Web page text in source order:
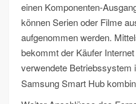
einen Komponenten-
können Serien oder Filme
aufgenommen werden.
bekommt der Käufer
verwendete Betriebssystem
Samsung Smart Hub